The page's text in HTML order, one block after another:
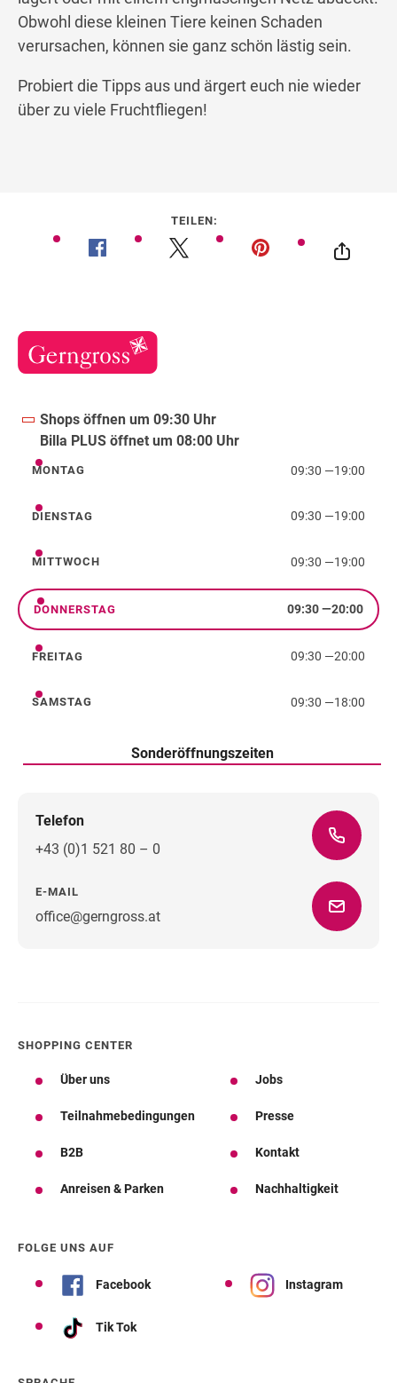
Obwohl diese kleinen Tiere keinen Schaden
verursachen, können sie ganz schön lästig sein.
Probiert die Tipps aus und ärgert euch nie wieder
über zu viele Fruchtfliegen!
TEILEN:
Shops öffnen um 09:30 Uhr
Billa PLUS öffnet um 08:00 Uhr
Montag
MONTAG 09:30 —19:00
Dienstag
DIENSTAG 09:30 —19:00
Mittwoch
MITTWOCH 09:30 —19:00
Donnerstag
DONNERSTAG 09:30—20:00
Freitag
FREITAG 09:30 —20:00
Samstag
SAMSTAG 09:30 —18:00
Sonderöffnungszeiten
Telefon
+43 (0)1 521 80 – 0
E-MAIL
office@gerngross.atWegbeschreibung
SHOPPING CENTER
Über uns Jobs
Teilnahmebedingungen Presse
B2B Kontakt
Anreisen & Parken Nachhaltigkeit
FOLGE UNS AUF
Facebook Instagram
Tik Tok